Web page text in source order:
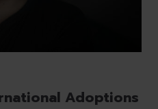
Adoptions